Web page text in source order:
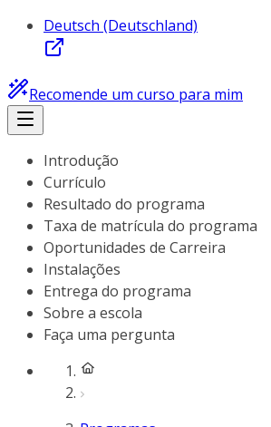
Deutsch (Deutschland)
Recomende um curso para mim
Introdução
Currículo
Resultado do programa
Taxa de matrícula do programa
Oportunidades de Carreira
Instalações
Entrega do programa
Sobre a escola
Faça uma pergunta